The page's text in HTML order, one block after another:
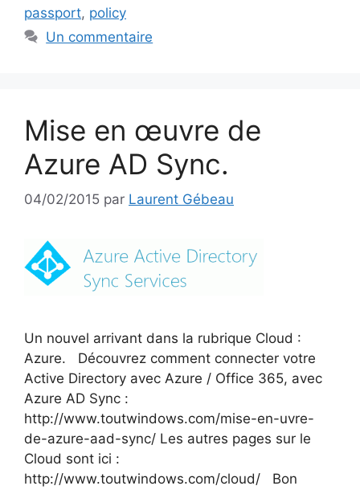
passport, policy
Un commentaire
Mise en œuvre de
Azure AD Sync.
04/02/2015 par Laurent Gébeau
Un nouvel arrivant dans la rubrique Cloud :
Azure. Découvrez comment connecter votre
Active Directory avec Azure / Office 365, avec
Azure AD Sync :
http://www.toutwindows.com/mise-en-uvre-
de-azure-aad-sync/ Les autres pages sur le
Cloud sont ici :
http://www.toutwindows.com/cloud/ Bon